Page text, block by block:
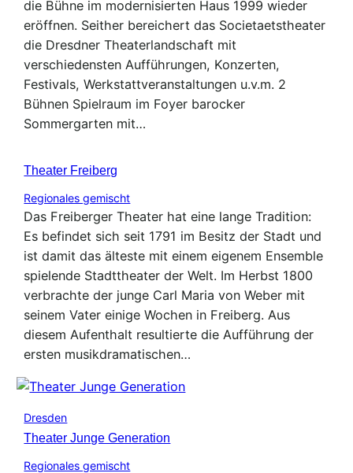
die Bühne im modernisierten Haus 1999 wieder
eröffnen. Seither bereichert das Societaetstheater
die Dresdner Theaterlandschaft mit
verschiedensten Aufführungen, Konzerten,
Festivals, Werkstattveranstaltungen u.v.m. 2
Bühnen Spielraum im Foyer barocker
Sommergarten mit…
Theater Freiberg
Regionales gemischt
Das Freiberger Theater hat eine lange Tradition:
Es befindet sich seit 1791 im Besitz der Stadt und
ist damit das älteste mit einem eigenem Ensemble
spielende Stadttheater der Welt. Im Herbst 1800
verbrachte der junge Carl Maria von Weber mit
seinem Vater einige Wochen in Freiberg. Aus
diesem Aufenthalt resultierte die Aufführung der
ersten musikdramatischen…
Dresden
Theater Junge Generation
Regionales gemischt